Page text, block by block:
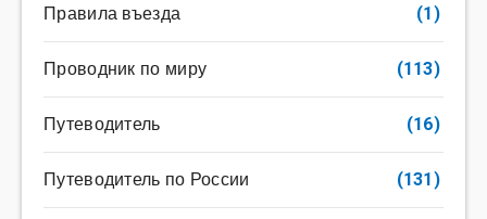
Правила въезда (1)
Проводник по миру (113)
Путеводитель (16)
Путеводитель по России (131)